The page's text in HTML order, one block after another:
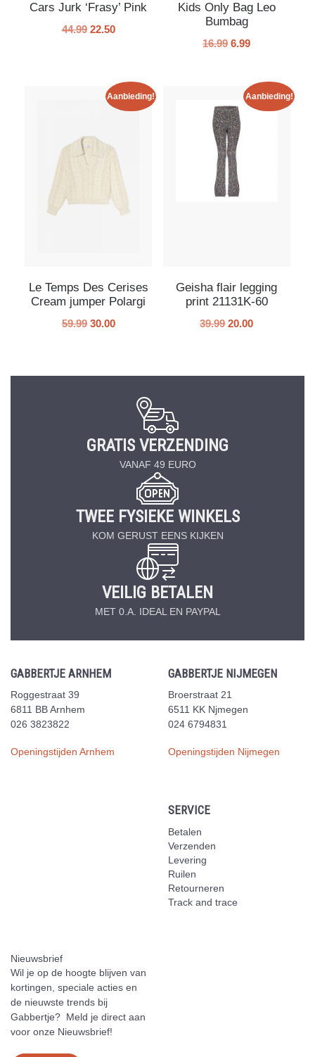
Cars Jurk ‘Frasy’ Pink
44.99 22.50
Kids Only Bag Leo
Bumbag
16.99 6.99
Aanbieding!
Le Temps Des Cerises
Cream jumper Polargi
59.99 30.00
Aanbieding!
Geisha flair legging
print 21131K-60
39.99 20.00
GRATIS VERZENDING
VANAF 49 EURO
TWEE FYSIEKE WINKELS
KOM GERUST EENS KIJKEN
VEILIG BETALEN
MET 0.A. IDEAL EN PAYPAL
GABBERTJE ARNHEM
Roggestraat 39
6811 BB Arnhem
026 3823822
Openingstijden Arnhem
GABBERTJE NIJMEGEN
Broerstraat 21
6511 KK Njmegen
024 6794831
Openingstijden Nijmegen
SERVICE
Betalen
Verzenden
Levering
Ruilen
Retourneren
Track and trace
Nieuwsbrief
Wil je op de hoogte blijven van
kortingen, speciale acties en
de nieuwste trends bij
Gabbertje? Meld je direct aan
voor onze Nieuwsbrief!